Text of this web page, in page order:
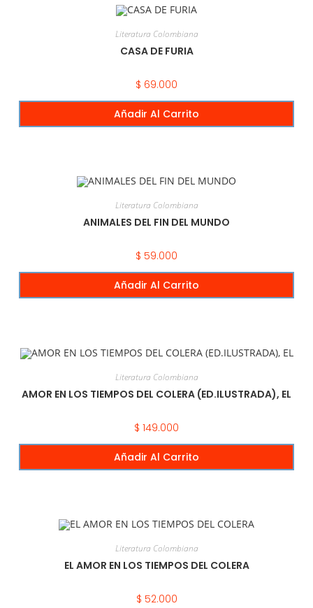
Literatura Colombiana
CASA DE FURIA
$ 69.000
Añadir Al Carrito
Literatura Colombiana
ANIMALES DEL FIN DEL MUNDO
$ 59.000
Añadir Al Carrito
Literatura Colombiana
AMOR EN LOS TIEMPOS DEL COLERA (ED.ILUSTRADA), EL
$ 149.000
Añadir Al Carrito
Literatura Colombiana
EL AMOR EN LOS TIEMPOS DEL COLERA
$ 52.000